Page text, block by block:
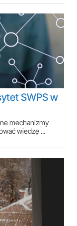
SWPS w
mechanizmy
wiedzę ...